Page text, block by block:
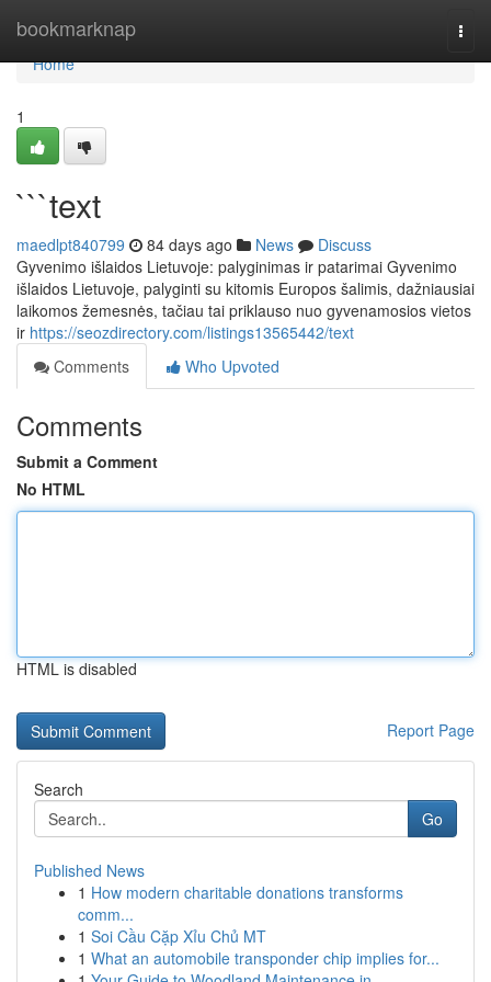
bookmarknap
Home
Home
1
```text
maedlpt840799 84 days ago News
Discuss
Gyvenimo išlaidos Lietuvoje: palyginimas ir patarimai Gyvenimo
išlaidos Lietuvoje, palyginti su kitomis Europos šalimis, dažniausiai
laikomos žemesnės, tačiau tai priklauso nuo gyvenamosios vietos
ir https://seozdirectory.com/listings13565442/text
Comments
Who Upvoted
Comments
Submit a Comment
No HTML
HTML is disabled
Report Page
Search
Go
Published News
1 How modern charitable donations transforms
comm...
1 Soi Cầu Cặp Xỉu Chủ MT
1 What an automobile transponder chip implies for...